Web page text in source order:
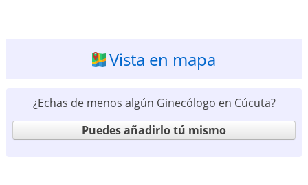
Vista en mapa
¿Echas de menos algún Ginecólogo en Cúcuta?
Puedes añadirlo tú mismo